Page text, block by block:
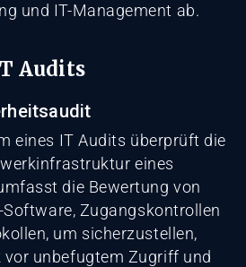
und IT-Management ab.
Audits
eines IT Audits überprüft die
eines
die Bewertung von
Zugangskontrollen
um sicherzustellen,
vor unbefugtem Zugriff und